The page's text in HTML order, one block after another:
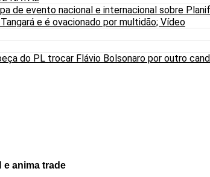
de evento nacional e internacional sobre
e é ovacionado por multidão; Vídeo
do PL trocar Flávio Bolsonaro por outro
e anima trade